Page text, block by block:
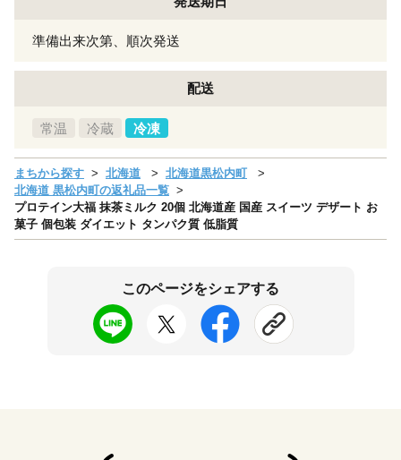
準備出来次第、順次発送
配送
常温 冷蔵 冷凍
まちから探す 北海道
北海道黒松内町
北海道 黒松内町の返礼品一覧
プロテイン大福 抹茶ミルク 20個 北海道産 国産 スイーツ デザート お
菓子 個包装 ダイエット タンパク質 低脂質
このページをシェアする